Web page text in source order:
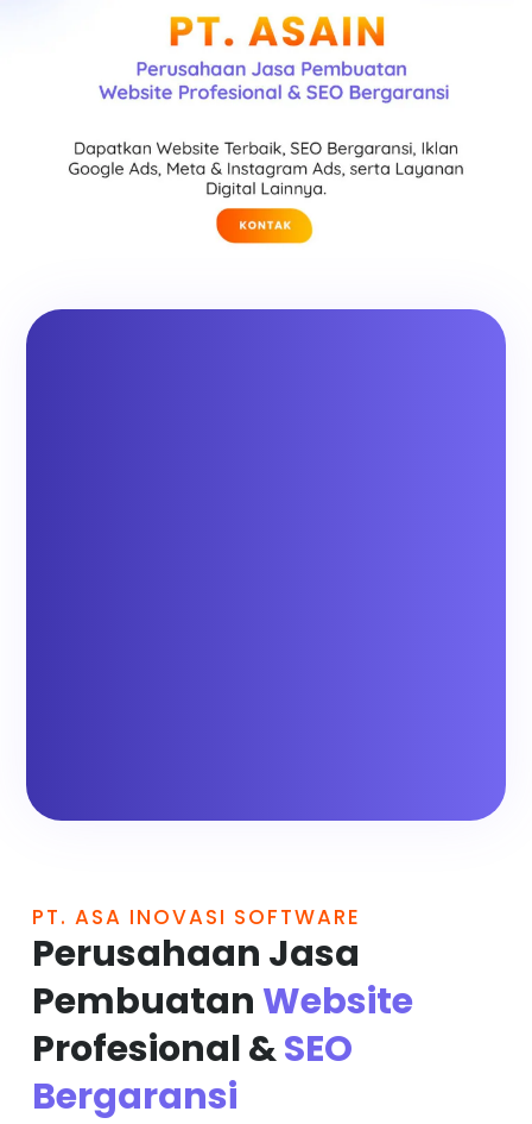
PT. ASA INOVASI SOFTWARE
Perusahaan Jasa
Pembuatan Website
Profesional &SEO
Bergaransi